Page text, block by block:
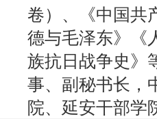
卷）、《中国共
德与毛泽东》
族抗日战争史》
事、副秘书长，
院、延安干部学